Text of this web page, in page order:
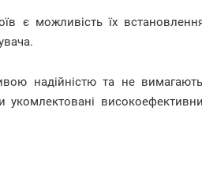
є можливість їх
надійністю та не
укомлектовані